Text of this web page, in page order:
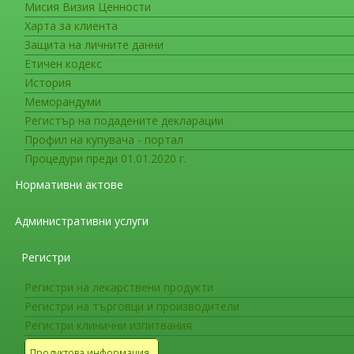
Мисия Визия Ценности
Харта за клиента
Защита на личните данни
Етичен кодекс
История
Меморандуми
Регистър на подадените декларации
Профил на купувача - портал
Процедури преди 01.01.2020 г.
Нормативни актове
Административни услуги
Регистри
Регистри на лекарствени продукти
Регистри на търговци и производители
Регистри клинични изпитвания
На интернет страницата на ИАЛ в раздел
на министъра на здравеопазването за
Европейската фармакопея (
График за
фармакопея). Датата е определена в
разработването на Европейска фармакопея и
членки.
МЕДИЦИНА
ВАЖНО!!!